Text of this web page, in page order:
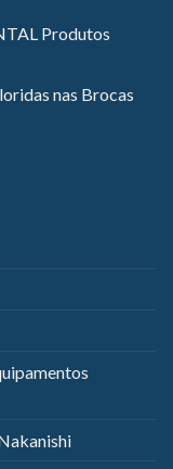
Produtos
nas Brocas